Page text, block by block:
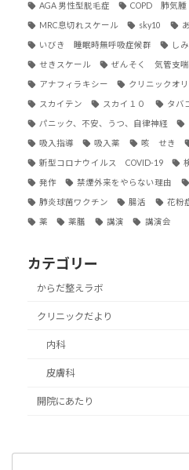
AGA 男性型脱毛症 COPD 肺気
MRC息切れスケール sky10
いびき 睡眠時無呼吸症候群 し
せきスケール ぜんそく 気管支喘
アナフィラキシー クリニックオ
スカイテン スカイ１０ タバ
パニック、不安、うつ、自律神経
吸入指導 吸入薬 咳 せき
新型コロナウイルス COVID-19
発作 禁煙外来をやらない理由
肺炎球菌ワクチン 腸活 花粉
薬 薬膳 講演 講演会
カテゴリー
からだ整えラボ
クリニックだより
内科
皮膚科
開院にあたり